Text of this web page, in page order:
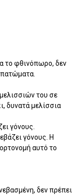
το φθινόπωρο, δεν
πατώματα.
του σε
δυνατά μελίσσια
γόνους.
γόνους. Η
αυτό το
δεν πρέπει